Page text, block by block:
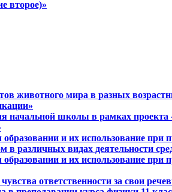
второе)»
животного мира в разных
начальной школы в рамках
и их использование при
в различных видах деятельности
и их использование при
ответственности за свои